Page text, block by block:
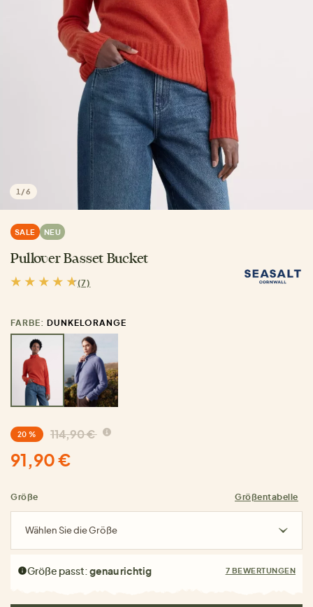
1 /6
SALE NEU
Pullover Basset Bucket
(7)
FARBE: DUNKELORANGE
20 % 114,90 €
91,90 €
Größe Größentabelle
Wählen Sie die Größe
Größe passt:genau richtig 7 BEWERTUNGEN